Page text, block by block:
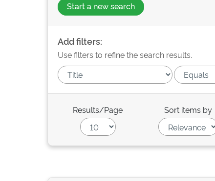
Start a new search
Add filters:
Use filters to refine the search results.
Results/Page Sort items by